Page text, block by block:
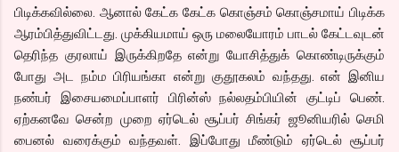
பிடிக்கவில்லை. ஆனால் கேட்க கேட்க கொஞ்சம் கொஞ்சமாய் பிடிக்க
ஆரம்பித்துவிட்டது. முக்கியமாய் ஒரு மலையோரம் பாடல் கேட்டவுடன்
தெரிந்த குரலாய் இருக்கிறதே என்று யோசித்துக் கொண்டிருக்கும்
போது அட நம்ம பிரியங்கா என்று குதூகலம் வந்தது. என் இனிய
நண்பர் இசையமைப்பாளர் பிரின்ஸ் நல்லதம்பியின் குட்டிப் பெண்.
ஏற்கனவே சென்ற முறை ஏர்டெல் சூப்பர் சிங்கர் ஜூனியரில் செமி
பைனல் வரைக்கும் வந்தவள். இப்போது மீண்டும் ஏர்டெல் சூப்பர்